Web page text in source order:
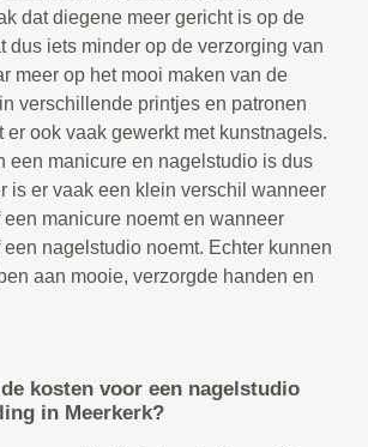
dat diegene meer gericht is op de
dus iets minder op de verzorging van
meer op het mooi maken van de
verschillende printjes en patronen
er ook vaak gewerkt met kunstnagels.
een manicure en nagelstudio is dus
is er vaak een klein verschil wanneer
manicure noemt en wanneer
nagelstudio noemt. Echter kunnen
aan mooie, verzorgde handen en
kosten voor een nagelstudio
in Meerkerk?